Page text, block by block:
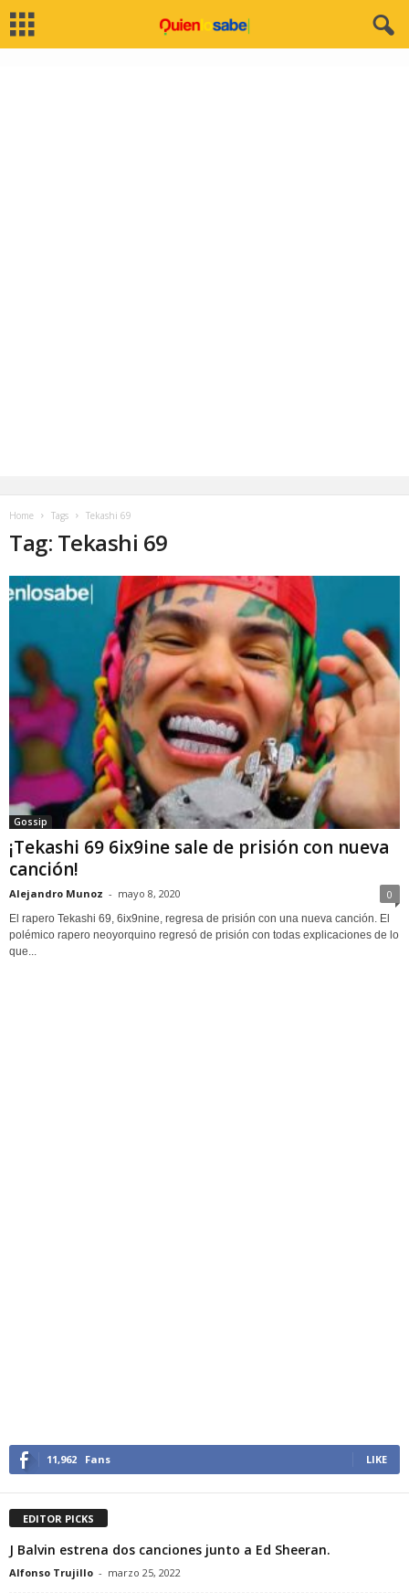
Home Tags Tekashi 69
Tag: Tekashi 69
Gossip
¡Tekashi 69 6ix9ine sale de prisión con nueva
canción!
Alejandro Munoz - mayo 8, 2020 0
El rapero Tekashi 69, 6ix9nine, regresa de prisión con una nueva canción. El
polémico rapero neoyorquino regresó de prisión con todas explicaciones de lo
que...
11,962 Fans LIKE
EDITOR PICKS
J Balvin estrena dos canciones junto a Ed Sheeran.
Alfonso Trujillo - marzo 25, 2022